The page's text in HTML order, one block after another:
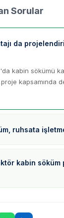
Sorular
da
kabin sökümü
kapsamında
ruhsata
kabin söküm